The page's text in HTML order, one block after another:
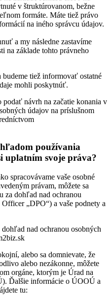
v štruktúrovanom, bežne
formáte. Máte tiež právo
na iného správcu údajov.
a my následne zastavíme
na základe tohto právneho
tiež informovať ostatné
mohli poskytnúť.
návrh na začatie konania v
údajov na príslušnom
používania
uplatním svoje práva?
spracovávame vaše osobné
právam, môžete sa
za dohľad nad ochranou
„DPO“) a vaše podnety a
nad ochranou osobných
alebo sa domnievate, že
alebo nezákonne, môžete
orgáne, ktorým je Úrad na
Ďalšie informácie o ÚOOÚ a
tu: